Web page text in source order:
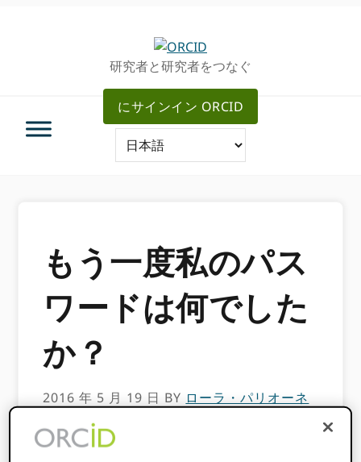
研究者と研究者をつなぐ
にサインイン ORCID
もう一度私のパス
ワードは何でした
か？
2016 年 5 月 19 日 BY ローラ・パリオーネ